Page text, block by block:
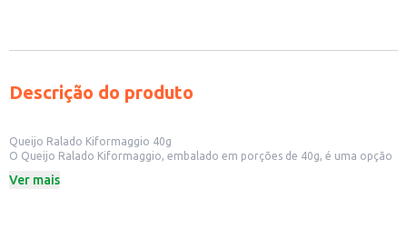
Descrição do produto
Queijo Ralado Kiformaggio 40g
O Queijo Ralado Kiformaggio, embalado em porções de 40g, é uma opção
busca praticidade no dia a dia, o queijo ralado é um ingrediente versátil que
Ver mais